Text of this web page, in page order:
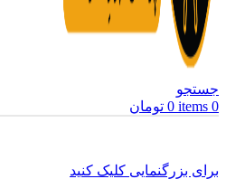
جستجو
0
items
0 تومان
برای بزرگنمایی کلیک کنید